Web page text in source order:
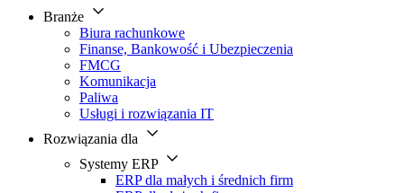
Branże
Biura rachunkowe
Finanse, Bankowość i Ubezpieczenia
FMCG
Komunikacja
Paliwa
Usługi i rozwiązania IT
Rozwiązania dla
Systemy ERP
ERP dla małych i średnich firm